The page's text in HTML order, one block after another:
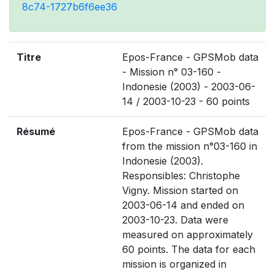
8c74-1727b6f6ee36
Titre
Epos-France - GPSMob data
- Mission n° 03-160 -
Indonesie (2003) - 2003-06-
14 / 2003-10-23 - 60 points
Résumé
Epos-France - GPSMob data
from the mission n°03-160 in
Indonesie (2003).
Responsibles: Christophe
Vigny. Mission started on
2003-06-14 and ended on
2003-10-23. Data were
measured on approximately
60 points. The data for each
mission is organized in